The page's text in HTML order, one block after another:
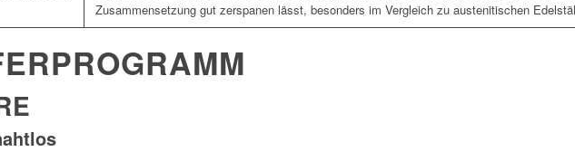
Zusammensetzung gut zerspanen lässt, besonders im Vergleich zu austenitischen